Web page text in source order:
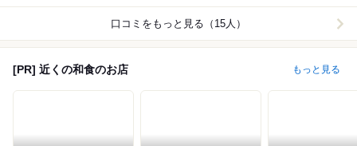
口コミをもっと見る（15人）
[PR] 近くの和食のお店 もっと見る